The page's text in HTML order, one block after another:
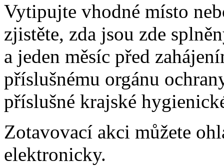
Vytipujte vhodné místo
zjistěte, zda jsou zde
a jeden měsíc před
příslušnému orgánu
příslušné krajské
Zotavovací akci můžete
elektronicky.